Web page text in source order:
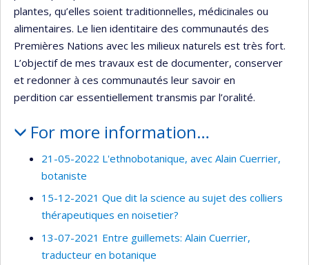
plantes, qu’elles soient traditionnelles, médicinales ou
alimentaires. Le lien identitaire des communautés des
Premières Nations avec les milieux naturels est très fort.
L’objectif de mes travaux est de documenter, conserver
et redonner à ces communautés leur savoir en
perdition car essentiellement transmis par l’oralité.
For more information…
21-05-2022 L'ethnobotanique, avec Alain Cuerrier,
botaniste
15-12-2021 Que dit la science au sujet des colliers
thérapeutiques en noisetier?
13-07-2021 Entre guillemets: Alain Cuerrier,
traducteur en botanique